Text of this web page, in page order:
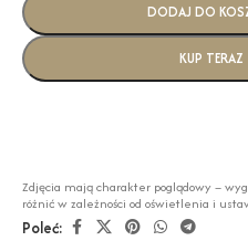
DODAJ DO
KUP TERAZ
Zdjęcia mają charakter poglądowy –
różnić w zależności od oświetlenia i
Poleć: